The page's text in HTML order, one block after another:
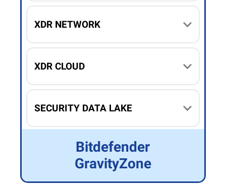
XDR NETWORK
XDR CLOUD
SECURITY DATA LAKE
Bitdefender
GravityZone